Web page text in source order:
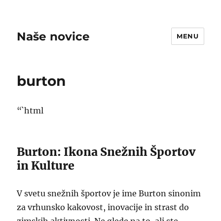
Naše novice MENU
burton
“`html
Burton: Ikona Snežnih Športov
in Kulture
V svetu snežnih športov je ime Burton sinonim
za vrhunsko kakovost, inovacije in strast do